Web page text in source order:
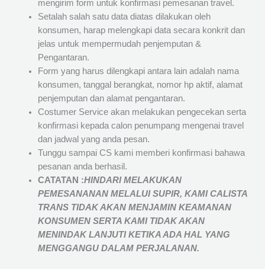
mengirim form untuk konfirmasi pemesanan travel.
Setalah salah satu data diatas dilakukan oleh
konsumen, harap melengkapi data secara konkrit dan
jelas untuk mempermudah penjemputan &
Pengantaran.
Form yang harus dilengkapi antara lain adalah nama
konsumen, tanggal berangkat, nomor hp aktif, alamat
penjemputan dan alamat pengantaran.
Costumer Service akan melakukan pengecekan serta
konfirmasi kepada calon penumpang mengenai travel
dan jadwal yang anda pesan.
Tunggu sampai CS kami memberi konfirmasi bahawa
pesanan anda berhasil.
CATATAN :HINDARI MELAKUKAN
PEMESANANAN MELALUI SUPIR, KAMICALISTA
TRANSTIDAK AKAN MENJAMINKEAMANAN
KONSUMEN SERTA KAMI TIDAK AKAN
MENINDAK LANJUTI KETIKA ADA HAL YANG
MENGGANGU DALAM PERJALANAN.